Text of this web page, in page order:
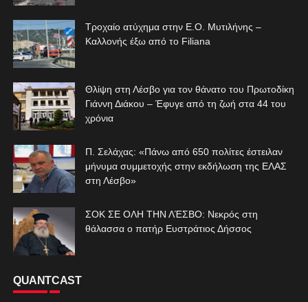
Τροχαίο ατύχημα στην Ε.Ο. Μυτιλήνης –
Καλλονής έξω από το Filiana
Θλίψη στη Λέσβο για τον θάνατο του Πρωτοδίκη
Γιάννη Διάκου – Έφυγε από τη ζωή στα 44 του
χρόνια
Π. Σελάχας: «Πάνω από 650 πολίτες έστειλαν
μήνυμα συμμετοχής στην εκδήλωση της ΕΛΑΣ
στη Λέσβο»
ΣΟΚ ΣΕ ΟΛΗ ΤΗΝ ΛΈΣΒΟ: Νεκρός στη
θάλασσα ο πατήρ Ευστράτιος Δήσσος
QUANTCAST